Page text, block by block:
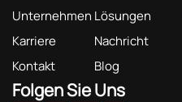
Unternehmen Lösungen
Karriere
Nachricht
Kontakt
Blog
Folgen Sie Uns